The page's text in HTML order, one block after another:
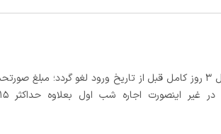
اجاره شب اول بعلاوه حداکثر 15 درصد شب‌های باقیمانده کسر می‌شود.